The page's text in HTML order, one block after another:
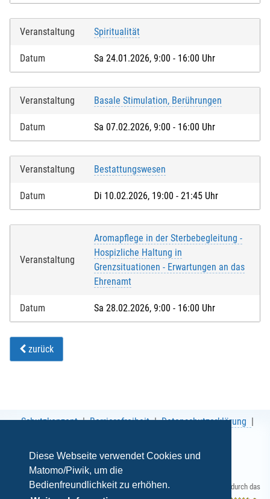
Diese Webseite verwendet Cookies und
Matomo/Piwik, um die
Bedienfreundlichkeit zu erhöhen.
Veranstaltung Spiritualität
Datum Sa 24.01.2026, 9:00 - 16:00 Uhr
Veranstaltung Basale Stimulation, Berührungen
Datum Sa 07.02.2026, 9:00 - 16:00 Uhr
Veranstaltung Bestattungswesen
Datum Di 10.02.2026, 19:00 - 21:45 Uhr
Veranstaltung
Aromapflege in der Sterbebegleitung -
Hospizliche Haltung in
Grenzsituationen - Erwartungen an das
Ehrenamt
Datum Sa 28.02.2026, 9:00 - 16:00 Uhr
zurück
Schutzkonzept Barrierefreiheit
Datenschutzerklärung
Gefördert durch das